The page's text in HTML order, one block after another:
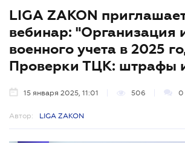
LIGA ZAKON
вебинар: "Организация
военного учета в 2025
Проверки ТЦК: штрафы
15 января 2025, 11:01 506 0
Автор: LIGA ZAKON